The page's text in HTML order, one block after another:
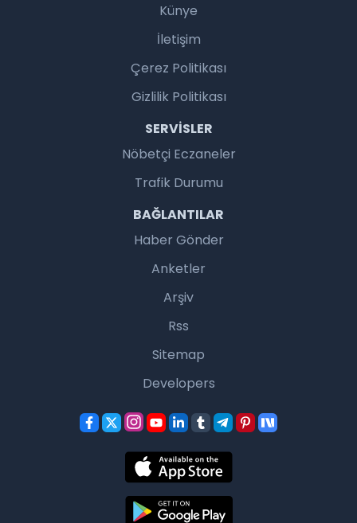
Künye
İletişim
Çerez Politikası
Gizlilik Politikası
SERVISLER
Nöbetçi Eczaneler
Trafik Durumu
BAĞLANTILAR
Haber Gönder
Anketler
Arşiv
Rss
Sitemap
Developers